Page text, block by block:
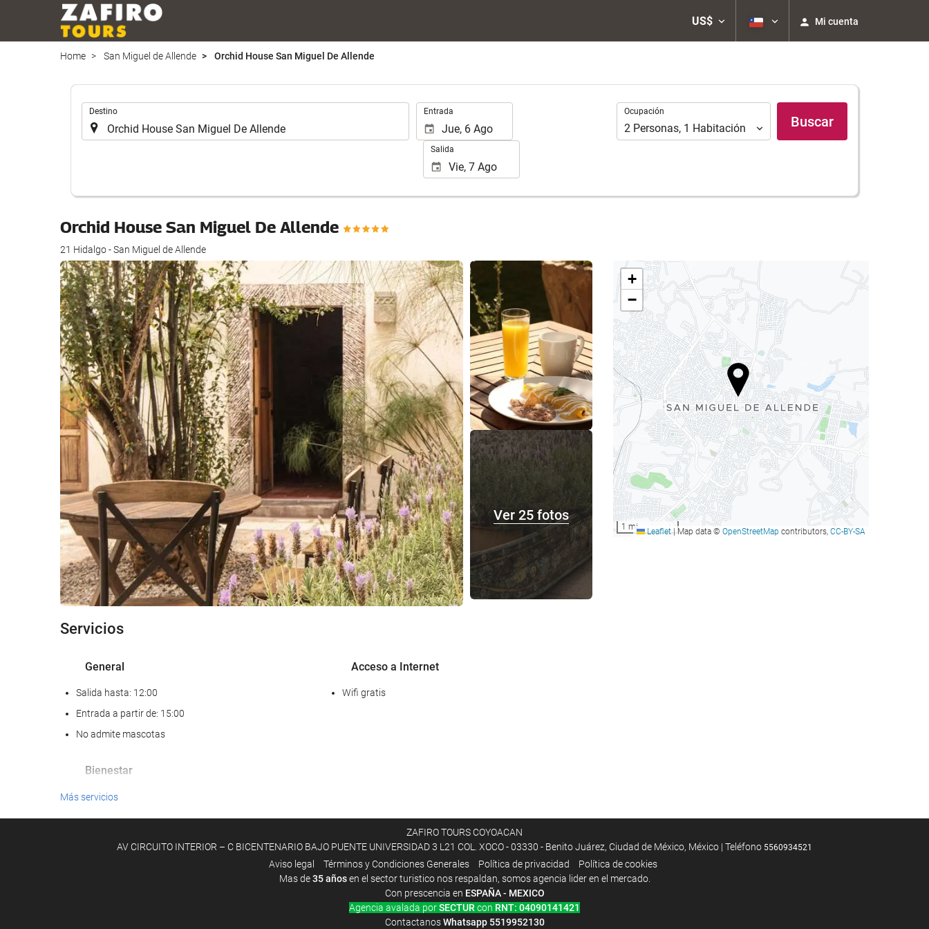
US$ Mi cuenta
Home San Miguel de Allende Orchid House San Miguel De Allende
Destino Entrada
Salida
Ocupación
Ocupación
2 Personas, 1 Habitación Buscar
Orchid House San Miguel De Allende
21 Hidalgo - San Miguel de Allende
Ver 25 fotos
Ver 25 fotos
Servicios
General
Salida hasta: 12:00
Entrada a partir de: 15:00
No admite mascotas
Acceso a Internet
Wifi gratis
Bienestar
Spa
Más servicios
+
−
1 mi Leaflet |Map data © OpenStreetMap contributors, CC-BY-SA
ZAFIRO TOURS COYOACAN
AV CIRCUITO INTERIOR – C BICENTENARIO BAJO PUENTE UNIVERSIDAD 3 L21 COL. XOCO - 03330 - Benito Juárez, Ciudad de México, México | Teléfono 5560934521
Aviso legal Términos y Condiciones Generales Política de privacidad
Política de cookies
Mas de35 añosen el sector turistico nos respaldan, somos agencia lider en el mercado.
Con prescencia en ESPAÑA - MEXICO
Agencia avalada porSECTUR con RNT: 04090141421
ContactanosWhatsapp 5519952130